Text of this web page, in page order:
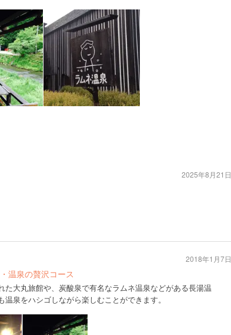
2025年8月21日
温泉の贅沢コース
た大丸旅館や、炭酸泉で有名なラムネ温泉などがある長湯温
泉をハシゴしながら楽しむことができます。
2018年1月7日